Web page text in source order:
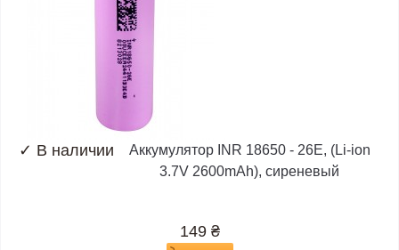
✓ В наличии
Аккумулятор INR 18650 - 26E, (Li-ion
3.7V 2600mAh), сиреневый
149 ₴